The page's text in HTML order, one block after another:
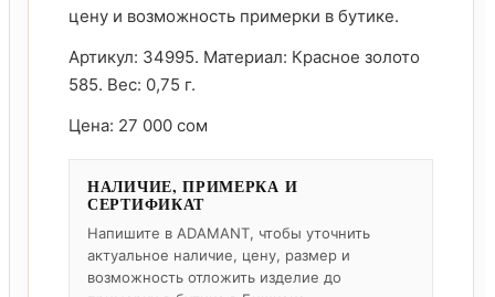
цену и возможность примерки в бутике.
Артикул: 34995. Материал: Красное золото
585. Вес: 0,75 г.
Цена: 27 000 сом
НАЛИЧИЕ, ПРИМЕРКА И
СЕРТИФИКАТ
Напишите в ADAMANT, чтобы уточнить
актуальное наличие, цену, размер и
возможность отложить изделие до